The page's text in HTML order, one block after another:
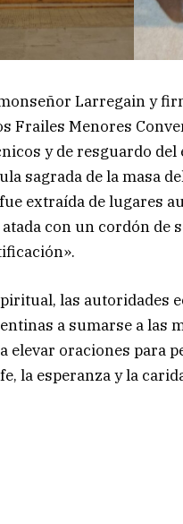
Larregain y
Menores
y de resguardo del
sagrada de la masa
extraída de lugares
con un cordón de
las autoridades
a sumarse a las
elevar oraciones para
la esperanza y la